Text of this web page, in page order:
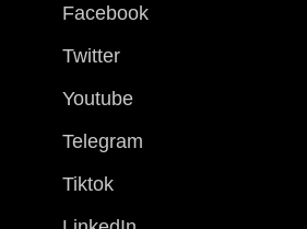
Facebook
Twitter
Youtube
Telegram
Tiktok